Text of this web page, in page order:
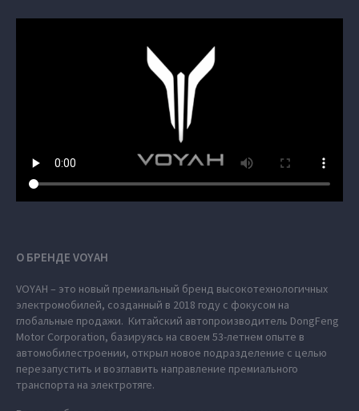
О БРЕНДЕ VOYAH
VOYAH – это новый премиальный бренд высокотехнологичных
электромобилей, созданный в 2018 году с фокусом на
глобальные продажи. Китайский автопроизводитель DongFeng
Motor Corporation, базируясь на своем 53-летнем опыте в
автомобилестроении, открыл новое подразделение с целью
перезапустить и возглавить направление премиального
транспорта на электротяге.